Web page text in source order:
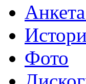
Фото